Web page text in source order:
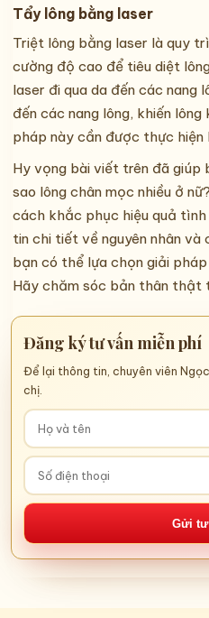
Tẩy lông bằng laser
Triệt lông bằng laser là quy
cường độ cao để tiêu diệt
laser đi qua da đến các nang
đến các nang lông, khiến
pháp này cần được thực hiện
Hy vọng bài viết trên đã
sao lông chân mọc nhiều ở
cách khắc phục hiệu quả
tin chi tiết về nguyên nhân
bạn có thể lựa chọn giải
Hãy chăm sóc bản thân
Đăng ký tư vấn miễn phí
Để lại thông tin, chuyên viên
chị.
Gửi